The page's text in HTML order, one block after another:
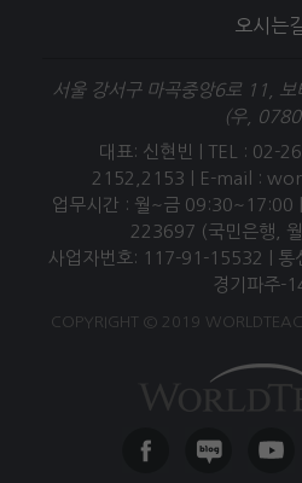
오시는
서울 강서구 마곡중앙6로 11,
(우,
대표: 신현빈 | TEL : 02-
2152,2153 |
E-mail :
업무시간 : 월~금 09:30~17:00
223697 (국민은행,
사업자번호: 117-91-15532 | 통
경기파주-
COPYRIGHT © 2019